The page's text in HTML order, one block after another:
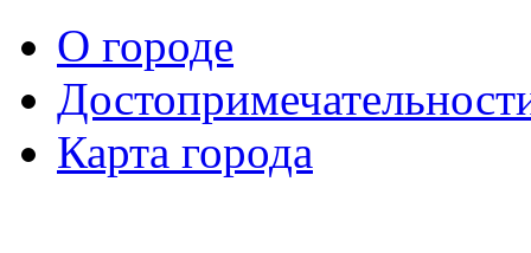
О городе
Карта города